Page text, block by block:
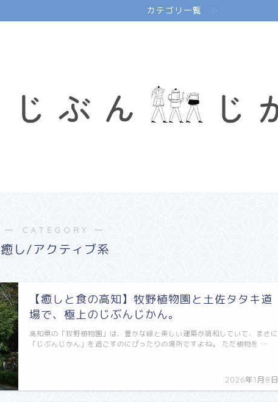
カテゴリ一覧
― CATEGORY ―
癒し/アクティブ系
​【癒しと食の高知】牧野植物園と土佐タタキ道
場で、極上のじぶんじかん。
2026年1月8日
高知県の「牧野植物園」は、豊かな緑と美しい建築が調和していて、まさに
「じぶんじかん」を過ごすのにぴったりの場所ですよね。 ただ植物を …